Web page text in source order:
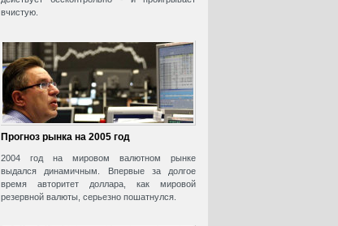
вчистую.
Прогноз рынка на 2005 год
2004 год на мировом валютном рынке
выдался динамичным. Впервые за долгое
время авторитет доллара, как мировой
резервной валюты, серьезно пошатнулся.